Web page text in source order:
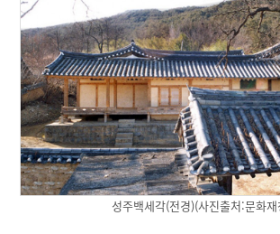
성주백세각(전경)(사진출처:문화